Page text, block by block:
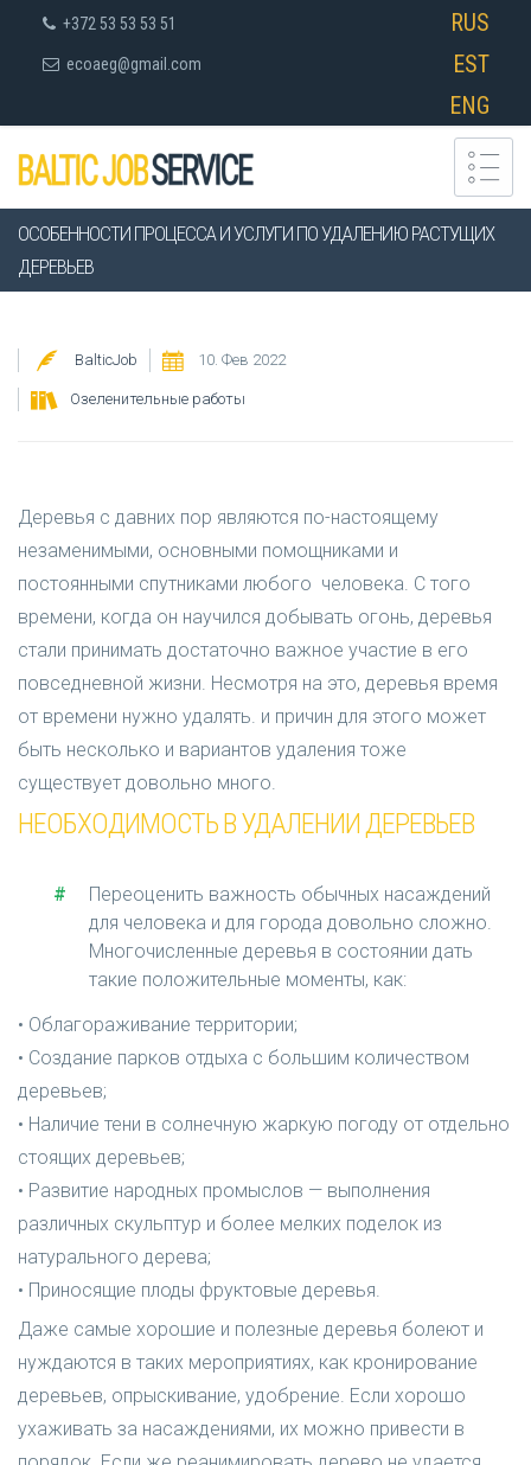
+372 53 53 53 51
ecoaeg@gmail.com
RUS
EST
ENG
ОСОБЕННОСТИ ПРОЦЕССА И УСЛУГИ ПО УДАЛЕНИЮ РАСТУЩИХ
ДЕРЕВЬЕВ
BalticJob 10. Фев 2022
Озеленительные работы
Деревья с давних пор являются по-настоящему
незаменимыми, основными помощниками и
постоянными спутниками любого человека. С того
времени, когда он научился добывать огонь, деревья
стали принимать достаточно важное участие в его
повседневной жизни. Несмотря на это, деревья время
от времени нужно удалять. и причин для этого может
быть несколько и вариантов удаления тоже
существует довольно много.
НЕОБХОДИМОСТЬ В УДАЛЕНИИ ДЕРЕВЬЕВ
Переоценить важность обычных насаждений
для человека и для города довольно сложно.
Многочисленные деревья в состоянии дать
такие положительные моменты, как:
• Облагораживание территории;
• Создание парков отдыха с большим количеством
деревьев;
• Наличие тени в солнечную жаркую погоду от отдельно
стоящих деревьев;
• Развитие народных промыслов — выполнения
различных скульптур и более мелких поделок из
натурального дерева;
• Приносящие плоды фруктовые деревья.
Даже самые хорошие и полезные деревья болеют и
нуждаются в таких мероприятиях, как кронирование
деревьев, опрыскивание, удобрение. Если хорошо
ухаживать за насаждениями, их можно привести в